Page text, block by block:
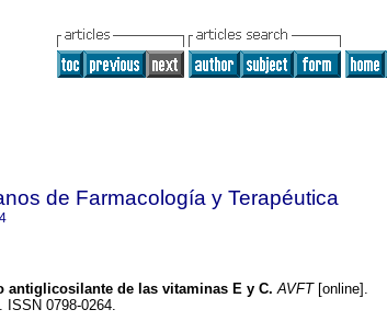
de Farmacología y Terapéutica
antiglicosilante de las vitaminas E y C. AVFT[online].
ISSN 0798-0264.